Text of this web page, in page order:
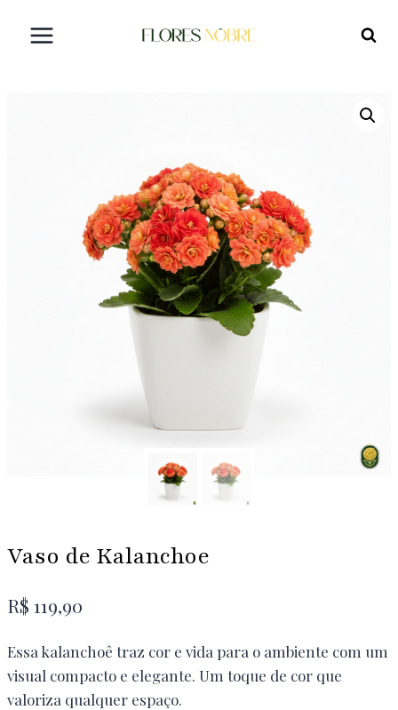
Vaso de Kalanchoe
R$ 119,90
Essa kalanchoê traz cor e vida para o ambiente com um
visual compacto e elegante. Um toque de cor que
valoriza qualquer espaço.